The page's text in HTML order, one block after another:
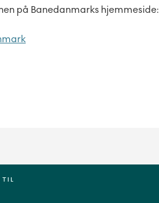
på Banedanmarks hjemmeside:
TIL